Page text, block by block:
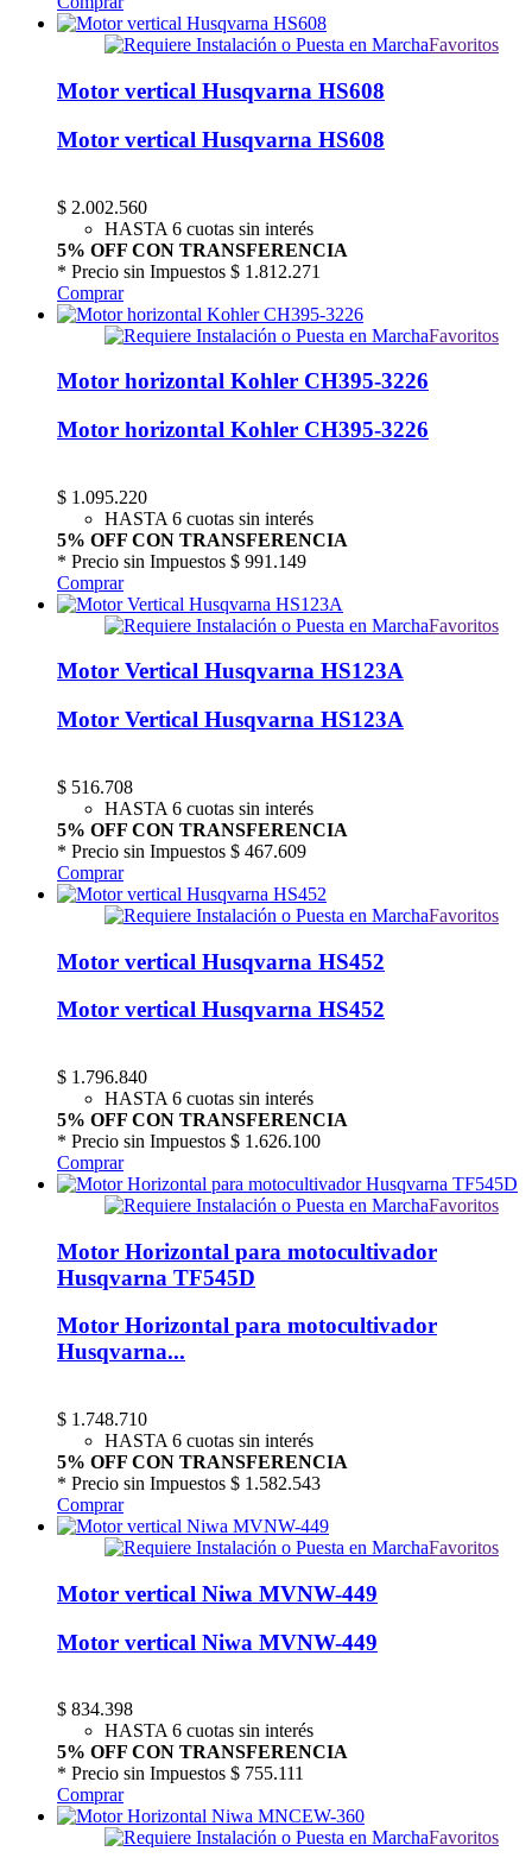
Favoritos
Motor vertical Husqvarna HS608
Motor vertical Husqvarna HS608
$ 2.002.560
HASTA 6 cuotas sin interés
5% OFF CON TRANSFERENCIA
* Precio sin Impuestos $ 1.812.271
Comprar
Favoritos
Motor horizontal Kohler CH395-3226
Motor horizontal Kohler CH395-3226
$ 1.095.220
HASTA 6 cuotas sin interés
5% OFF CON TRANSFERENCIA
* Precio sin Impuestos $ 991.149
Comprar
Favoritos
Motor Vertical Husqvarna HS123A
Motor Vertical Husqvarna HS123A
$ 516.708
HASTA 6 cuotas sin interés
5% OFF CON TRANSFERENCIA
* Precio sin Impuestos $ 467.609
Comprar
Favoritos
Motor vertical Husqvarna HS452
Motor vertical Husqvarna HS452
$ 1.796.840
HASTA 6 cuotas sin interés
5% OFF CON TRANSFERENCIA
* Precio sin Impuestos $ 1.626.100
Comprar
Favoritos
Motor Horizontal para motocultivador
Husqvarna TF545D
Motor Horizontal para motocultivador
Husqvarna...
$ 1.748.710
HASTA 6 cuotas sin interés
5% OFF CON TRANSFERENCIA
* Precio sin Impuestos $ 1.582.543
Comprar
Favoritos
Motor vertical Niwa MVNW-449
Motor vertical Niwa MVNW-449
$ 834.398
HASTA 6 cuotas sin interés
5% OFF CON TRANSFERENCIA
* Precio sin Impuestos $ 755.111
Comprar
Favoritos